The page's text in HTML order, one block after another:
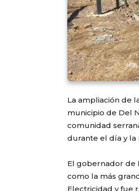
La ampliación de
municipio de Del
comunidad
durante el día y la
El gobernador de
como la más
Electricidad y fue